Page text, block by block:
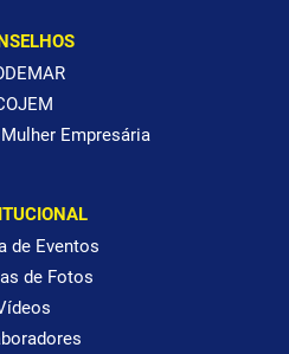
Empresária
de Eventos
de Fotos